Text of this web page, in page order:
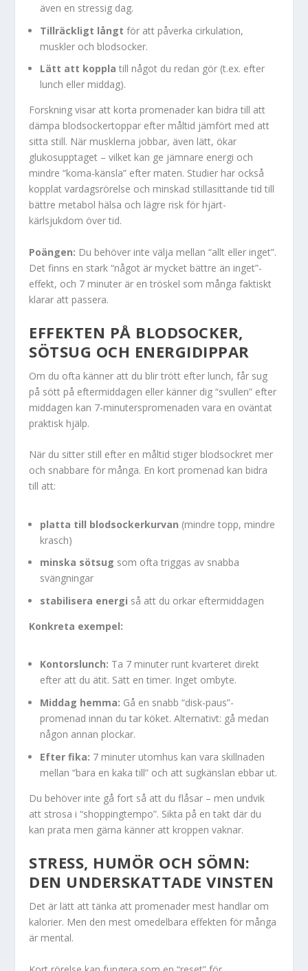
även en stressig dag.
Tillräckligt långt för att påverka cirkulation,
muskler och blodsocker.
Lätt att koppla till något du redan gör (t.ex. efter
lunch eller middag).
Forskning visar att korta promenader kan bidra till att
dämpa blodsockertoppar efter måltid jämfört med att
sitta still. När musklerna jobbar, även lätt, ökar
glukosupptaget – vilket kan ge jämnare energi och
mindre “koma-känsla” efter maten. Studier har också
kopplat vardagsrörelse och minskad stillasittande tid till
bättre metabol hälsa och lägre risk för hjärt-
kärlsjukdom över tid.
Poängen: Du behöver inte välja mellan “allt eller inget”.
Det finns en stark “något är mycket bättre än inget”-
effekt, och 7 minuter är en tröskel som många faktiskt
klarar att passera.
EFFEKTEN PÅ BLODSOCKER,
SÖTSUG OCH ENERGIDIPPAR
Om du ofta känner att du blir trött efter lunch, får sug
på sött på eftermiddagen eller känner dig “svullen” efter
middagen kan 7-minuterspromenaden vara en oväntat
praktisk hjälp.
När du sitter still efter en måltid stiger blodsockret mer
och snabbare för många. En kort promenad kan bidra
till att:
platta till blodsockerkurvan (mindre topp, mindre
krasch)
minska sötsug som ofta triggas av snabba
svängningar
stabilisera energi så att du orkar eftermiddagen
Konkreta exempel:
Kontorslunch: Ta 7 minuter runt kvarteret direkt
efter att du ätit. Sätt en timer. Inget ombyte.
Middag hemma: Gå en snabb “disk-paus”-
promenad innan du tar köket. Alternativt: gå medan
någon annan plockar.
Efter fika: 7 minuter utomhus kan vara skillnaden
mellan “bara en kaka till” och att sugkänslan ebbar ut.
Du behöver inte gå fort så att du flåsar – men undvik
att strosa i “shoppingtempo”. Sikta på en takt där du
kan prata men gärna känner att kroppen vaknar.
STRESS, HUMÖR OCH SÖMN:
DEN UNDERSKATTADE VINSTEN
Det är lätt att tänka att promenader mest handlar om
kalorier. Men den mest omedelbara effekten för många
är mental.